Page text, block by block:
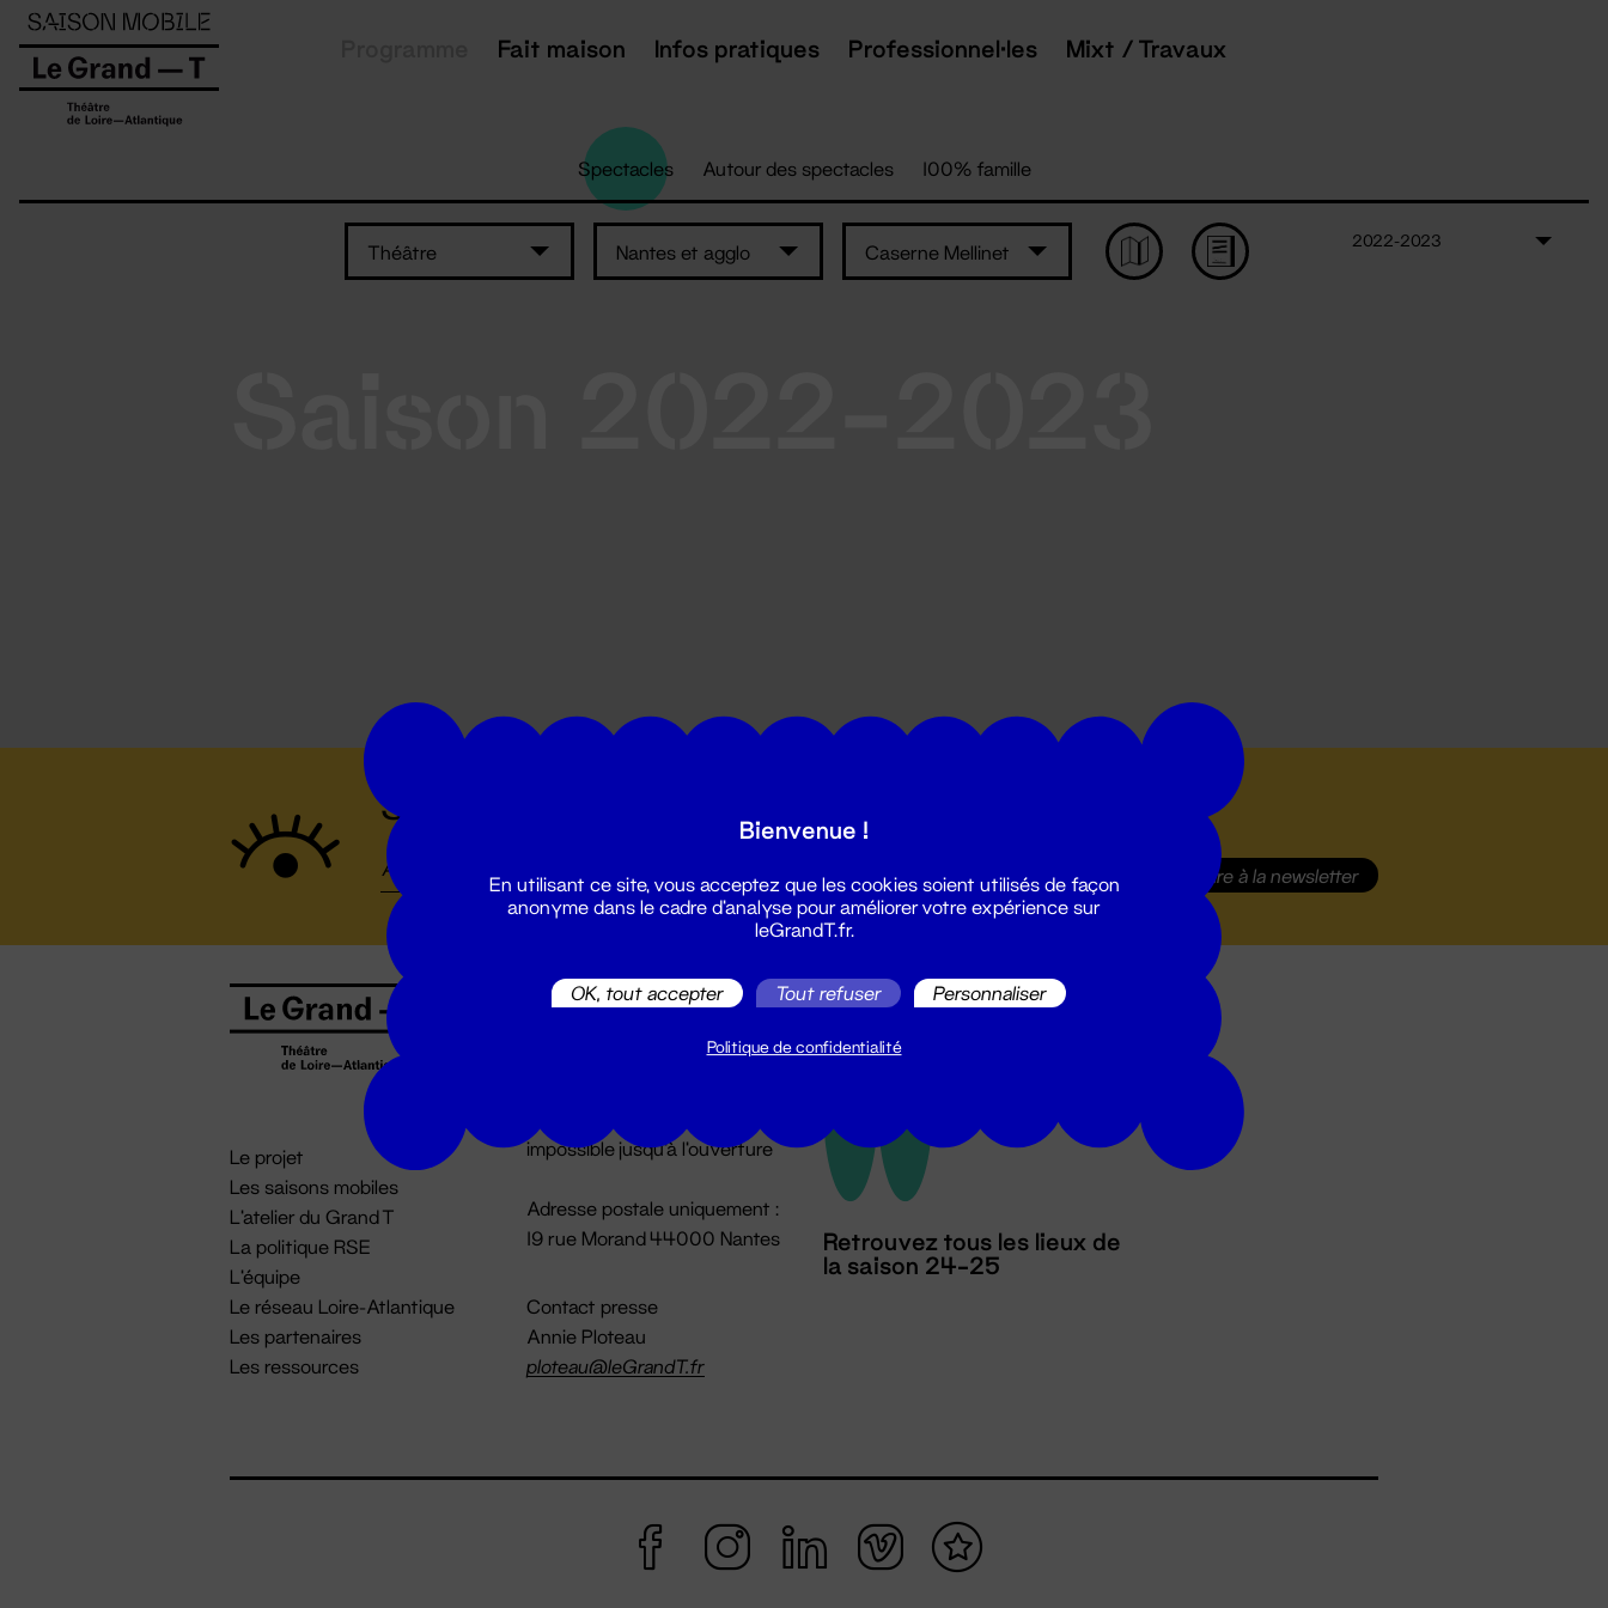
Fait maison Infos pratiques Professionnel·les Mixt / Travaux
Spectacles Autour des spectacles 100% famille
Théâtre Nantes et agglo Caserne Mellinet
2022-2023
Suivez toutes les actualités du Grand T :
S'inscrire à la newsletter
Le projet
Les saisons mobiles
L'atelier du Grand T
La politique RSE
L'équipe
Le réseau Loire-Atlantique
Les partenaires
Les ressources
Billetterie
billetterie@leGrandT.fr
impossible jusqu'à l'ouverture
Adresse postale uniquement :
19 rue Morand 44000 Nantes
Contact presse
Annie Ploteau
ploteau@leGrandT.fr
Retrouvez tous les lieux de
la saison 24-25
Panneau de gestion des cookies
Bienvenue !
En utilisant ce site, vous acceptez que les cookies soient utilisés de façon
anonyme dans le cadre d'analyse pour améliorer votre expérience sur
leGrandT.fr.
OK, tout accepter Tout refuser Personnaliser
Politique de confidentialité